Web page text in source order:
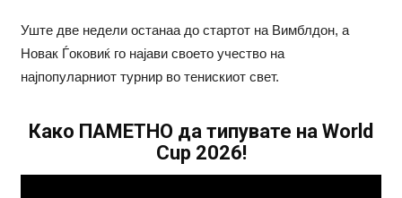
Уште две недели останаа до стартот на Вимблдон, а
Новак Ѓоковиќ го најави своето учество на
најпопуларниот турнир во тенискиот свет.
Како ПАМЕТНО да типувате на World
Cup 2026!